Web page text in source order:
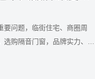
要问题，临街住宅、商圈周
购隔音门窗，品牌实力、技